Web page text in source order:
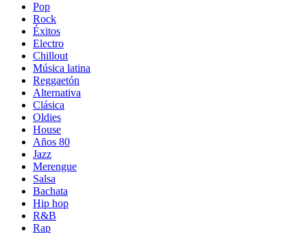
Pop
Rock
Éxitos
Electro
Chillout
Música latina
Reggaetón
Alternativa
Clásica
Oldies
House
Años 80
Jazz
Merengue
Salsa
Bachata
Hip hop
R&B
Rap